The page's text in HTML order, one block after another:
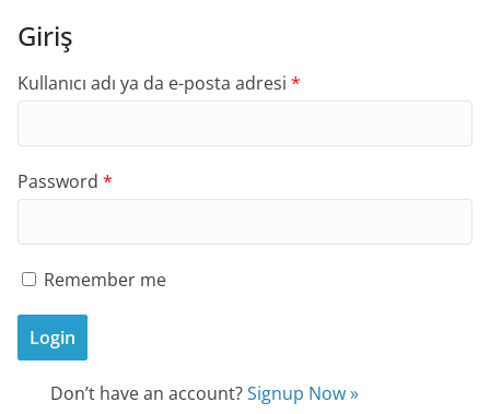
Giriş
Kullanıcı adı ya da e-posta adresi *
Password *
Remember me
Don’t have an account?Signup Now »